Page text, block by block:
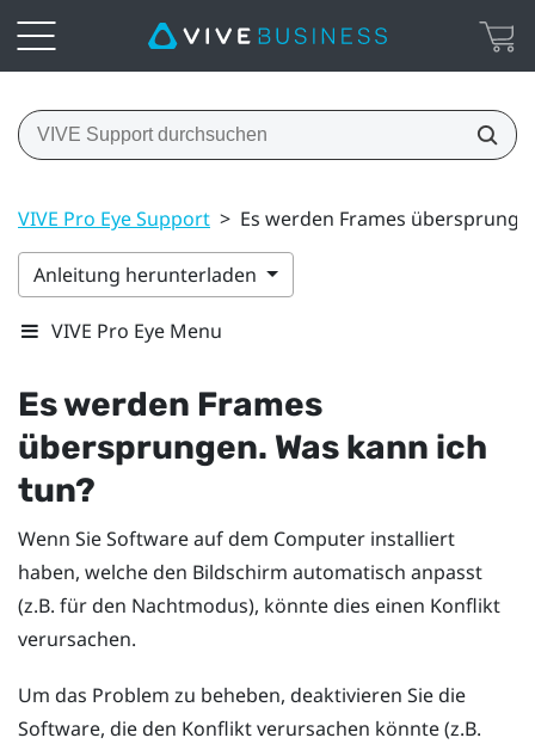
VIVE Pro Eye Support > Es werden Frames
Anleitung herunterladen
VIVE Pro Eye Menu
Es werden Frames
übersprungen. Was kann ich
tun?
Wenn Sie Software auf dem Computer installiert
haben, welche den Bildschirm automatisch anpasst
(z.B. für den Nachtmodus), könnte dies einen Konflikt
verursachen.
Um das Problem zu beheben, deaktivieren Sie die
Software, die den Konflikt verursachen könnte (z.B.